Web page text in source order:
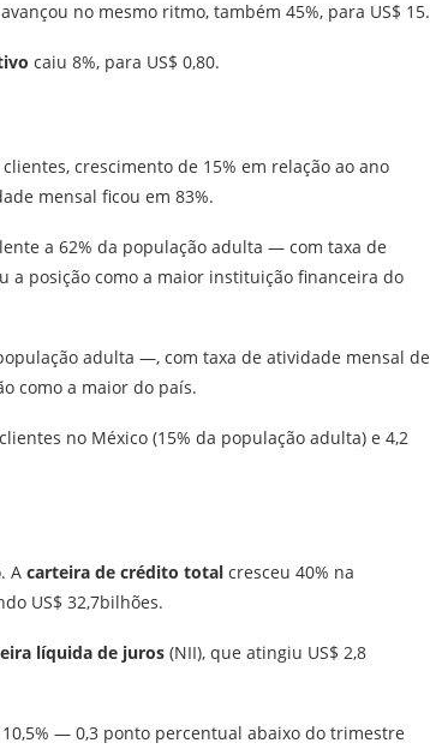
avançou no mesmo ritmo, também 45%, para US$ 15.
caiu 8%, para US$ 0,80.
crescimento de 15% em relação ao ano
mensal ficou em 83%.
a 62% da população adulta — com taxa de
a posição como a maior instituição financeira do
adulta —, com taxa de atividade mensal de
como a maior do país.
no México (15% da população adulta) e 4,2
A carteira de crédito total cresceu 40% na
US$ 32,7bilhões.
líquida de juros (NII), que atingiu US$ 2,8
— 0,3 ponto percentual abaixo do trimestre